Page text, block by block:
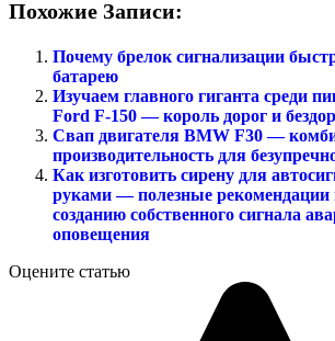
Похожие Записи:
Почему брелок сигнализации
батарею
Изучаем главного гиганта среди
Ford F-150 — король дорог и
Свап двигателя BMW F30 —
производительность для
Как изготовить сирену для
руками — полезные рекомендации
созданию собственного сигнала
оповещения
Оцените статью